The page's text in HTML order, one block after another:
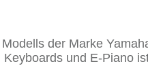
der Marke
und E-Piano